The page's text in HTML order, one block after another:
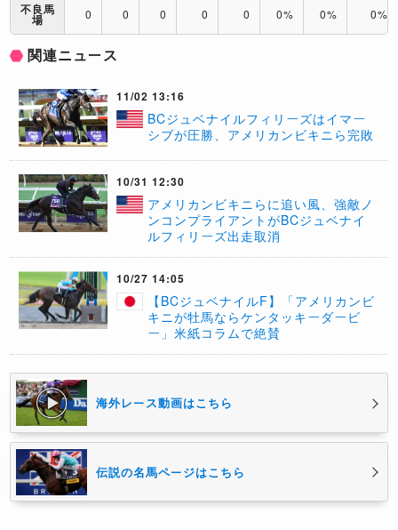
不良馬
場 0 0 0 0 0 0% 0% 0%
関連ニュース
11/02 13:16
BCジュベナイルフィリーズはイマー
シブが圧勝、アメリカンビキニら完敗
10/31 12:30
​アメリカンビキニらに追い風、強敵ノ
ンコンプライアントがBCジュベナイ
ルフィリーズ出走取消
10/27 14:05
【BCジュベナイルF】「アメリカンビ
キニが牡馬ならケンタッキーダービ
ー」米紙コラムで絶賛
海外レース動画はこちら
伝説の名馬ページはこちら